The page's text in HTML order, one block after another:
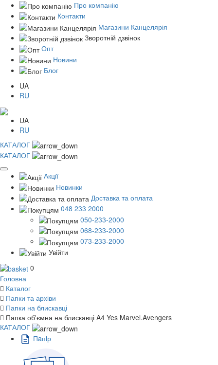
Про компанію
Контакти
Магазини Канцелярія
Зворотній дзвінок
Опт
Новини
Блог
UA
RU
UA
RU
КАТАЛОГ
КАТАЛОГ
Акції
Новинки
Доставка та оплата
048 233 2000
050-233-2000
068-233-2000
073-233-2000
Увійти
0
Головна
Каталог
Папки та архіви
Папки на блискавці
Папка об'ємна на блискавці A4 Yes Marvel.Avengers
КАТАЛОГ
Пaпiр